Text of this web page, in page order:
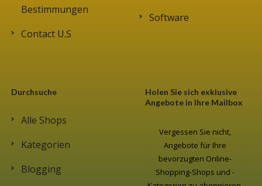
Bestimmungen
Contact U.S
Software
Durchsuche
Alle Shops
Kategorien
Blogging
Holen Sie sich exklusive
Angebote in Ihre Mailbox
Vergessen Sie nicht,
Angebote für Ihre
bevorzugten Online-
Shopping-Shops und -